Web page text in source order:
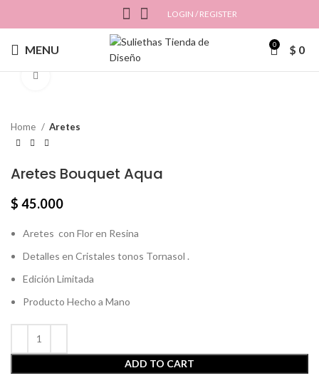
LOGIN / REGISTER
MENU 0 $ 0
Home Aretes
Aretes Bouquet Aqua
$ 45.000
Aretes con Flor en Resina
Detalles en Cristales tonos Tornasol .
Edición Limitada
Producto Hecho a Mano
ADD TO CART